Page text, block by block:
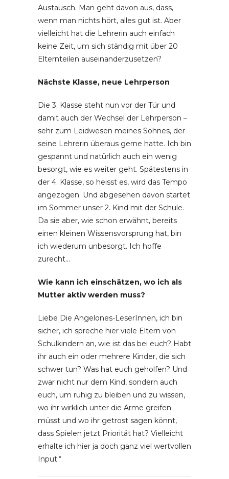
Austausch. Man geht davon aus, dass,
wenn man nichts hört, alles gut ist. Aber
vielleicht hat die Lehrerin auch einfach
keine Zeit, um sich ständig mit über 20
Elternteilen auseinanderzusetzen?
Nächste Klasse, neue Lehrperson
Die 3. Klasse steht nun vor der Tür und
damit auch der Wechsel der Lehrperson –
sehr zum Leidwesen meines Sohnes, der
seine Lehrerin überaus gerne hatte. Ich bin
gespannt und natürlich auch ein wenig
besorgt, wie es weiter geht. Spätestens in
der 4. Klasse, so heisst es, wird das Tempo
angezogen. Und abgesehen davon startet
im Sommer unser 2. Kind mit der Schule.
Da sie aber, wie schon erwähnt, bereits
einen kleinen Wissensvorsprung hat, bin
ich wiederum unbesorgt. Ich hoffe
zurecht…
Wie kann ich einschätzen, wo ich als
Mutter aktiv werden muss?
Liebe Die Angelones-LeserInnen, ich bin
sicher, ich spreche hier viele Eltern von
Schulkindern an, wie ist das bei euch? Habt
ihr auch ein oder mehrere Kinder, die sich
schwer tun? Was hat euch geholfen? Und
zwar nicht nur dem Kind, sondern auch
euch, um ruhig zu bleiben und zu wissen,
wo ihr wirklich unter die Arme greifen
müsst und wo ihr getrost sagen könnt,
dass Spielen jetzt Priorität hat? Vielleicht
erhalte ich hier ja doch ganz viel wertvollen
Input.“